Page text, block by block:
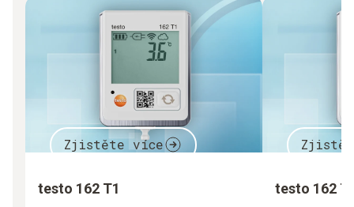
Zjistěte více
testo 162 T1 testo 162